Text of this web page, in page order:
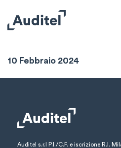
Sintesi
10 Febbraio 2024
Auditel s.r.l P.I./C.F. e iscrizione R.I.